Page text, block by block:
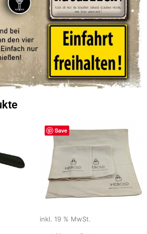
Save
inkl. 19 % MwSt.